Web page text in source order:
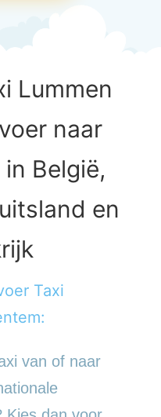
Lummen
naar
België,
en
Taxi
van of naar